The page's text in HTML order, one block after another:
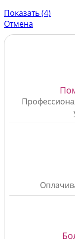
Показать(4)
Отмена